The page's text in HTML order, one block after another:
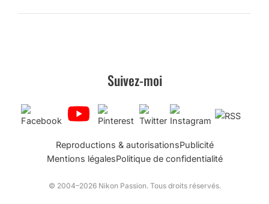
Suivez-moi
Reproductions & autorisationsPublicité
Mentions légalesPolitique de confidentialité
© 2004–2026 Nikon Passion. Tous droits réservés.